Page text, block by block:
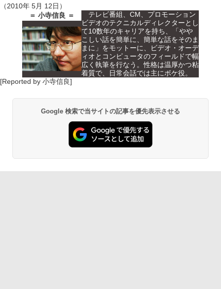
（2010年 5月 12日）
＝ 小寺信良 ＝
テレビ番組、CM、プロモーション
ビデオのテクニカルディレクターとし
て10数年のキャリアを持ち、「やや
こしい話を簡単に、簡単な話をそのま
まに」をモットーに、ビデオ・オーデ
ィオとコンピュータのフィールドで幅
広く執筆を行なう。性格は温厚かつ粘
着質で、日常会話では主にボケ役。
[Reported by 小寺信良]
Google 検索で当サイトの記事を優先表示させる